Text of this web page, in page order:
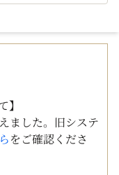
】
ました。旧システ
をご確認くださ